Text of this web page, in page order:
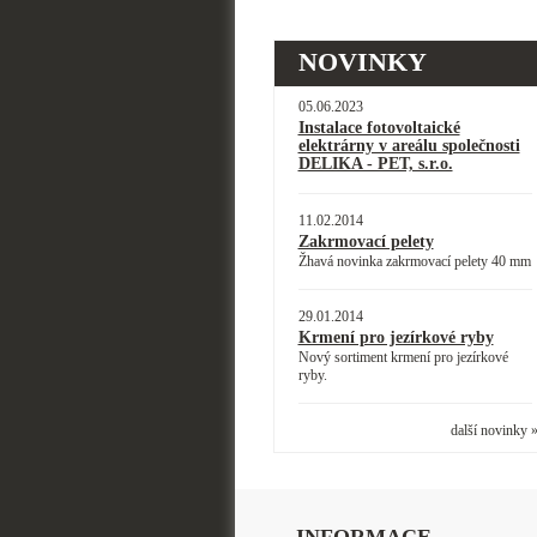
NOVINKY
05.06.2023
Instalace fotovoltaické
elektrárny v areálu společnosti
DELIKA - PET, s.r.o.
11.02.2014
Zakrmovací pelety
Žhavá novinka zakrmovací pelety 40 mm
29.01.2014
Krmení pro jezírkové ryby
Nový sortiment krmení pro jezírkové
ryby.
další novinky »